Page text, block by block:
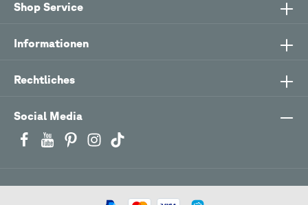
Social Media
Shop Service
Informationen
Rechtliches